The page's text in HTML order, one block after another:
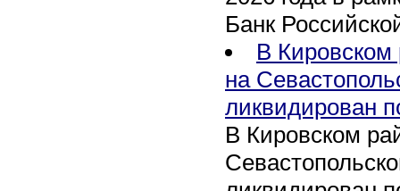
Банк
В Кировском
на
ликвидирован
В Кировском